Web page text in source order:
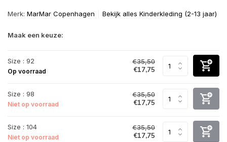
Merk: MarMar Copenhagen Bekijk alles Kinderkleding (2-13 jaar)
Maak een keuze:
Size : 92
Op voorraad
€35,50
€17,75
Size : 98
Niet op voorraad
€35,50
€17,75
Size : 104
Niet op voorraad
€35,50
€17,75